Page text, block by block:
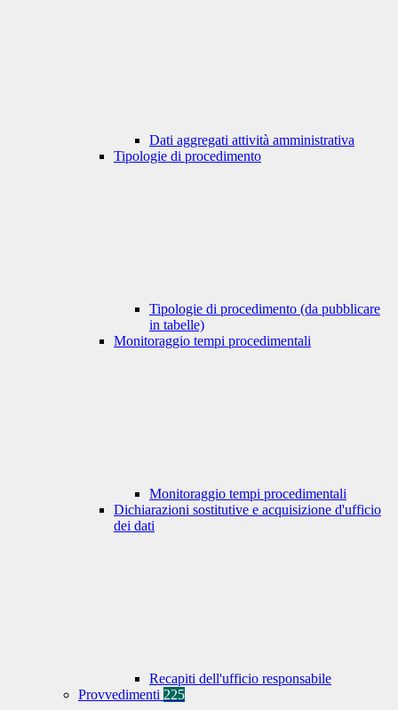
Dati aggregati attività amministrativa
Tipologie di procedimento
Tipologie di procedimento (da pubblicare
in tabelle)
Monitoraggio tempi procedimentali
Monitoraggio tempi procedimentali
Dichiarazioni sostitutive e acquisizione d'ufficio
dei dati
Recapiti dell'ufficio responsabile
Provvedimenti 225